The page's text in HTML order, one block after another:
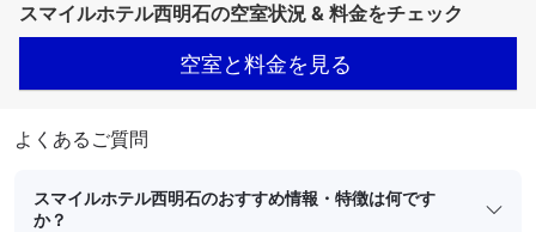
スマイルホテル西明石の空室状況 & 料金をチェック
空室と料金を見る
よくあるご質問
スマイルホテル西明石のおすすめ情報・特徴は何です
か？